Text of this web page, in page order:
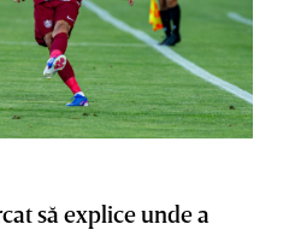
să explice unde a